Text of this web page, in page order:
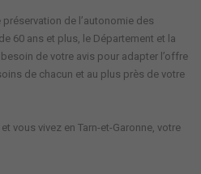
de l’autonomie des
60 ans et plus, le Département et la
de votre avis pour adapter l’offre
de chacun et au plus près de votre
vous vivez en Tarn-et-Garonne, votre